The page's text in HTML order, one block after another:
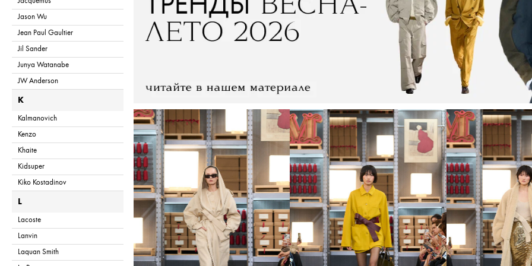
Jason Wu
Jean Paul Gaultier
Jil Sander
Junya Watanabe
JW Anderson
K
Kalmanovich
Kenzo
Khaite
Kidsuper
Kiko Kostadinov
L
Lacoste
Lanvin
Laquan Smith